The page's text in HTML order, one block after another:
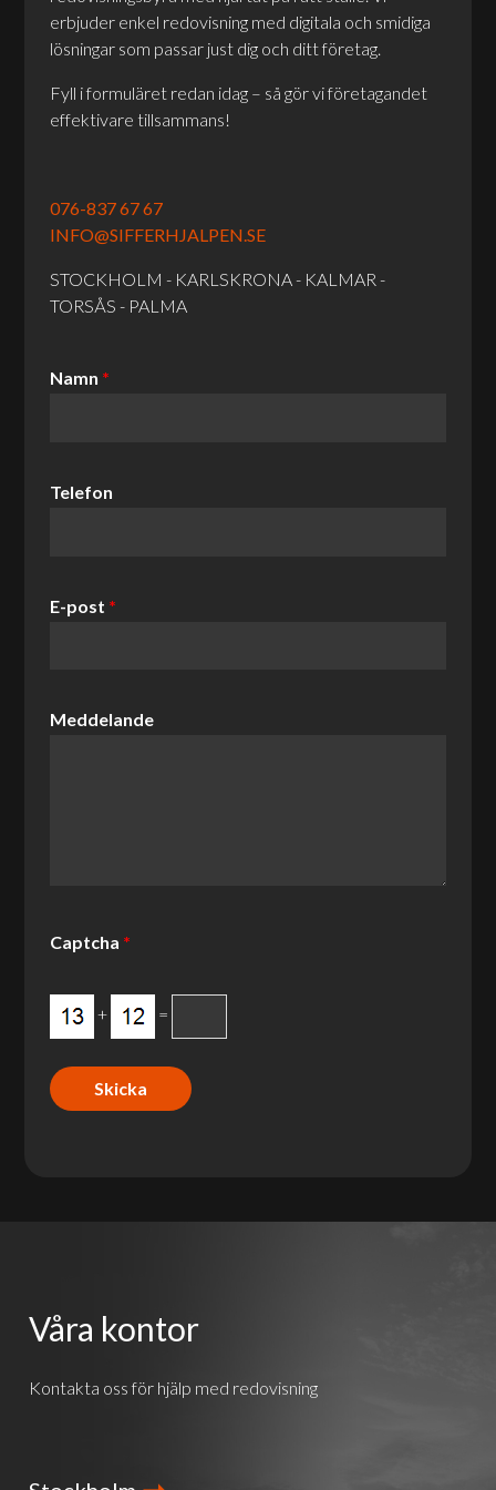
erbjuder enkel redovisning med digitala och smidiga
lösningar som passar just dig och ditt företag.
Fyll i formuläret redan idag – så gör vi företagandet
effektivare tillsammans!
076-837 67 67
INFO@SIFFERHJALPEN.SE
STOCKHOLM - KARLSKRONA - KALMAR -
TORSÅS - PALMA
Namn *
Telefon
E-post *
Meddelande
Captcha *
+ =
Våra kontor
Kontakta oss för hjälp med redovisning